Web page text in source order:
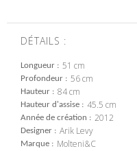
DÉTAILS :
Longueur 51 cm
Profondeur 56 cm
Hauteur 84 cm
Hauteur d'assise 45.5 cm
Année de création 2012
Designer Arik Levy
Marque Molteni&C